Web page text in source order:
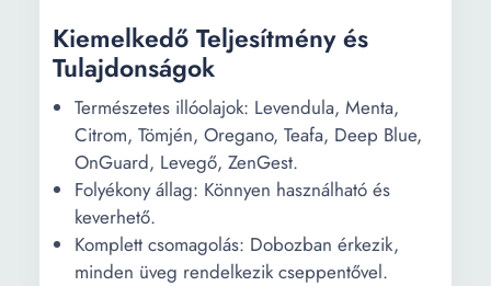
Kiemelkedő Teljesítmény és
Tulajdonságok
Természetes illóolajok: Levendula, Menta,
Citrom, Tömjén, Oregano, Teafa, Deep Blue,
OnGuard, Levegő, ZenGest.
Folyékony állag: Könnyen használható és
keverhető.
Komplett csomagolás: Dobozban érkezik,
minden üveg rendelkezik cseppentővel.